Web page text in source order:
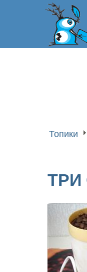
Топики
ТРИ